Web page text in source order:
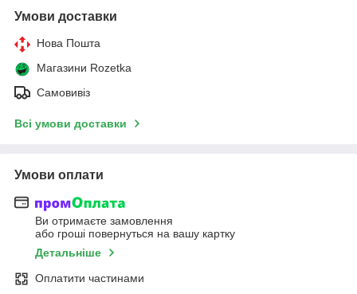
Умови доставки
Нова Пошта
Магазини Rozetka
Самовивіз
Всі умови доставки
Умови оплати
Ви отримаєте замовлення
або гроші повернуться на вашу картку
Детальніше
Оплатити частинами